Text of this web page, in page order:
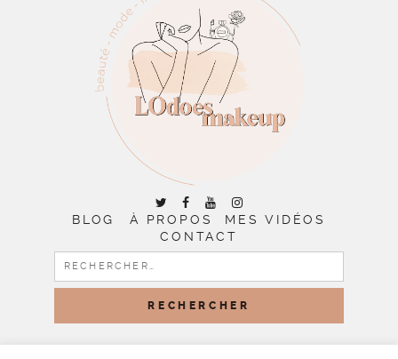
BLOG À PROPOS
MES VIDÉOS
CONTACT
RECHERCHER :